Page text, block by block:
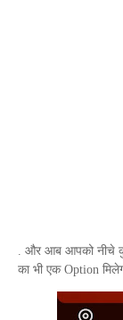
. और आब आपको नीचे
का भी एक Option